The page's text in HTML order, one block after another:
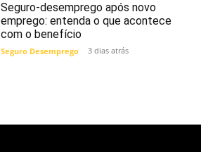
Seguro-desemprego após novo
emprego: entenda o que acontece
com o benefício
Seguro Desemprego 3 dias atrás